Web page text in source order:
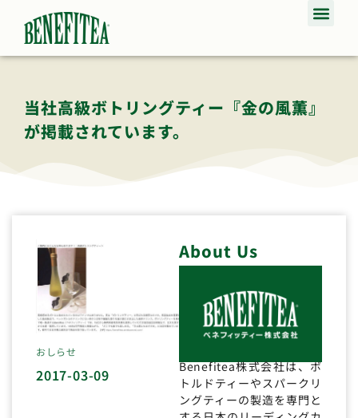
当社高級ボトリングティー『金の風薫』
が掲載されています。
おしらせ
2017-03-09
About Us
Benefitea株式会社は、ボ
トルドティーやスパークリ
ングティーの製造を専門と